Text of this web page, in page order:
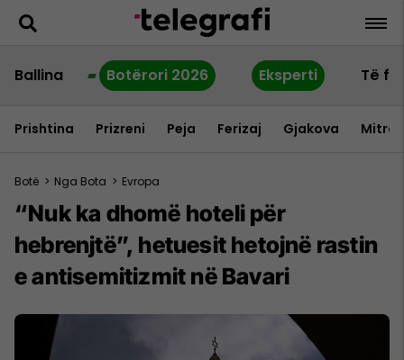
Ballina Botërori 2026 Eksperti Të
Prishtina Prizreni Peja Ferizaj Gjakova
Botë > Nga Bota > Evropa
“Nuk ka dhomë hoteli për
hebrenjtë”, hetuesit hetojnë rastin
e antisemitizmit në Bavari